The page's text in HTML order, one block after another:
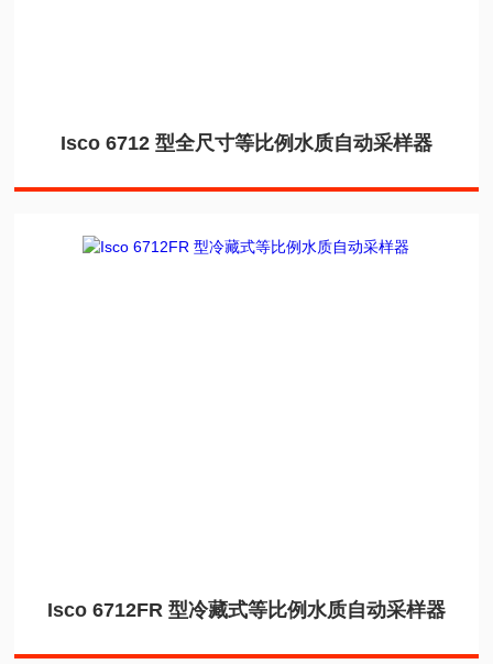
Isco 6712 型全尺寸等比例水质自动采样器
Isco 6712FR 型冷藏式等比例水质自动采样器